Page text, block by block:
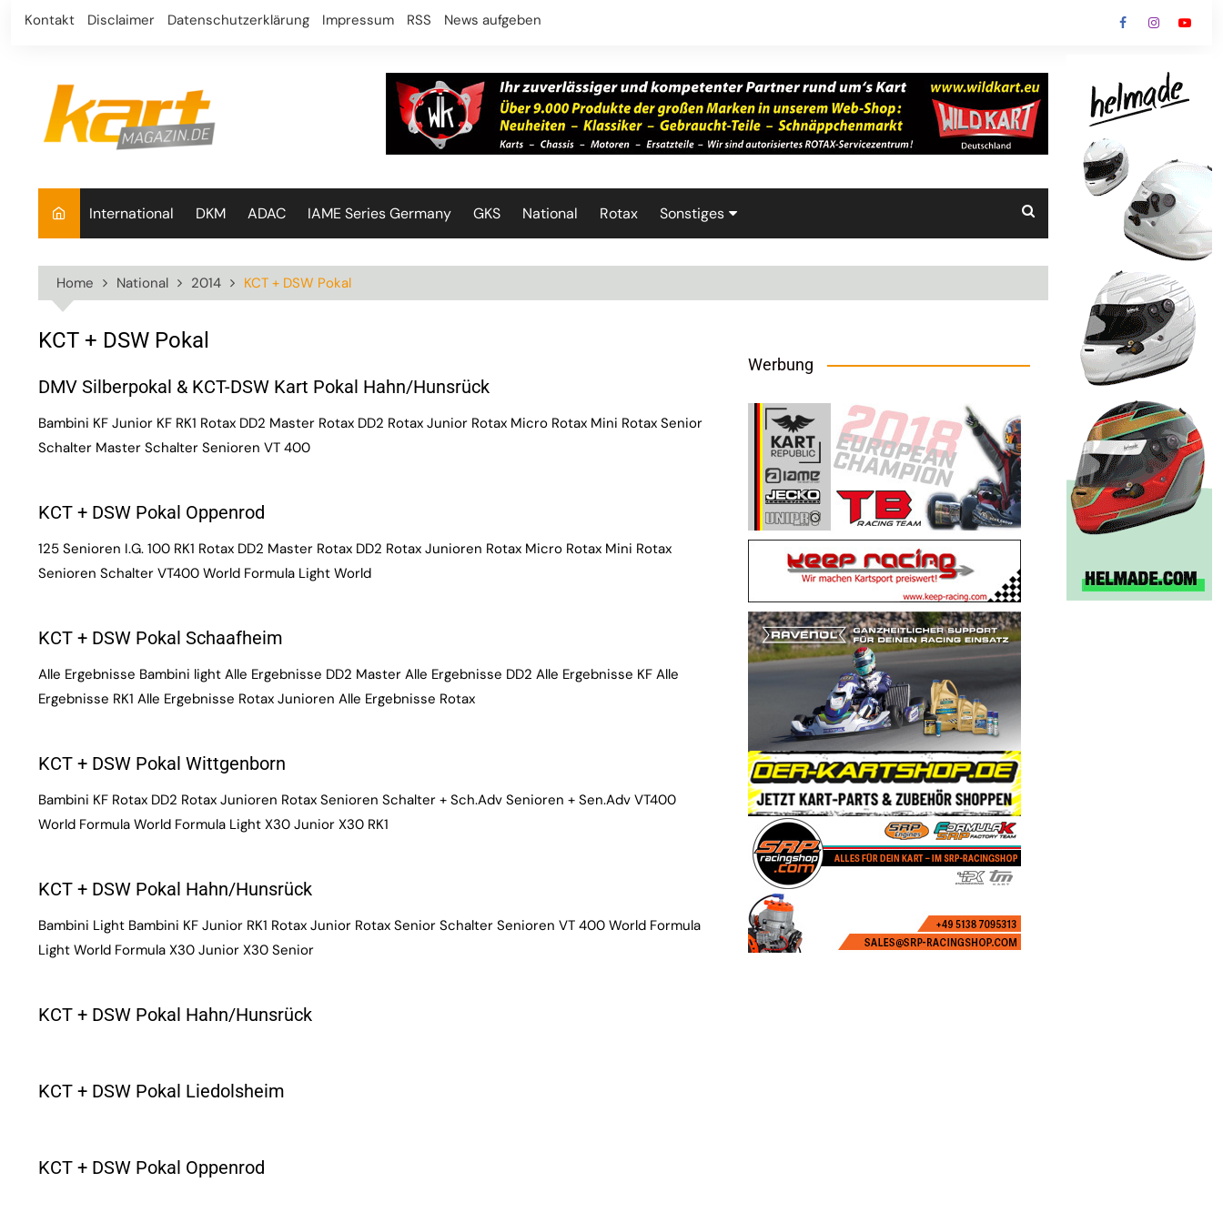
Skip
Kontakt Disclaimer Datenschutzerklärung Impressum RSS News aufgeben
International DKM ADAC IAME Series Germany GKS National Rotax Sonstiges
Home National 2014 KCT + DSW Pokal
KCT + DSW Pokal
DMV Silberpokal & KCT-DSW Kart Pokal Hahn/Hunsrück
Bambini KF Junior KF RK1 Rotax DD2 Master Rotax DD2 Rotax Junior Rotax Micro Rotax Mini Rotax Senior
Schalter Master Schalter Senioren VT 400
KCT + DSW Pokal Oppenrod
125 Senioren I.G. 100 RK1 Rotax DD2 Master Rotax DD2 Rotax Junioren Rotax Micro Rotax Mini Rotax
Senioren Schalter VT400 World Formula Light World
KCT + DSW Pokal Schaafheim
Alle Ergebnisse Bambini light Alle Ergebnisse DD2 Master Alle Ergebnisse DD2 Alle Ergebnisse KF Alle
Ergebnisse RK1 Alle Ergebnisse Rotax Junioren Alle Ergebnisse Rotax
KCT + DSW Pokal Wittgenborn
Bambini KF Rotax DD2 Rotax Junioren Rotax Senioren Schalter + Sch.Adv Senioren + Sen.Adv VT400
World Formula World Formula Light X30 Junior X30 RK1
KCT + DSW Pokal Hahn/Hunsrück
Bambini Light Bambini KF Junior RK1 Rotax Junior Rotax Senior Schalter Senioren VT 400 World Formula
Light World Formula X30 Junior X30 Senior
KCT + DSW Pokal Hahn/Hunsrück
KCT + DSW Pokal Liedolsheim
KCT + DSW Pokal Oppenrod
Werbung